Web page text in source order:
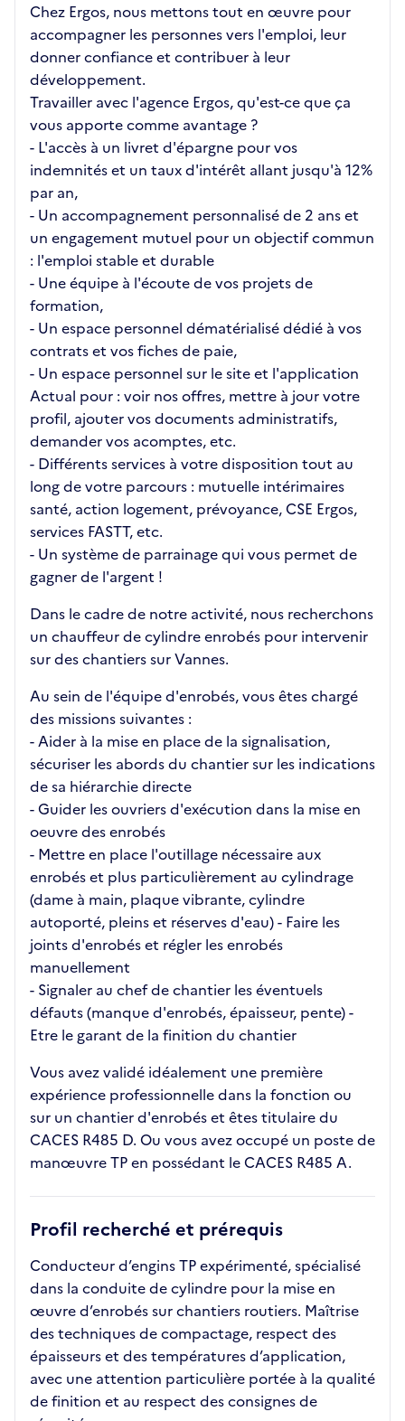
Chez Ergos, nous mettons tout en œuvre pour
accompagner les personnes vers l'emploi, leur
donner confiance et contribuer à leur
développement.
Travailler avec l'agence Ergos, qu'est-ce que ça
vous apporte comme avantage ?
- L'accès à un livret d'épargne pour vos
indemnités et un taux d'intérêt allant jusqu'à 12%
par an,
- Un accompagnement personnalisé de 2 ans et
un engagement mutuel pour un objectif commun
: l'emploi stable et durable
- Une équipe à l'écoute de vos projets de
formation,
- Un espace personnel dématérialisé dédié à vos
contrats et vos fiches de paie,
- Un espace personnel sur le site et l'application
Actual pour : voir nos offres, mettre à jour votre
profil, ajouter vos documents administratifs,
demander vos acomptes, etc.
- Différents services à votre disposition tout au
long de votre parcours : mutuelle intérimaires
santé, action logement, prévoyance, CSE Ergos,
services FASTT, etc.
- Un système de parrainage qui vous permet de
gagner de l'argent !
Dans le cadre de notre activité, nous recherchons
un chauffeur de cylindre enrobés pour intervenir
sur des chantiers sur Vannes.
Au sein de l'équipe d'enrobés, vous êtes chargé
des missions suivantes :
- Aider à la mise en place de la signalisation,
sécuriser les abords du chantier sur les indications
de sa hiérarchie directe
- Guider les ouvriers d'exécution dans la mise en
oeuvre des enrobés
- Mettre en place l'outillage nécessaire aux
enrobés et plus particulièrement au cylindrage
(dame à main, plaque vibrante, cylindre
autoporté, pleins et réserves d'eau) - Faire les
joints d'enrobés et régler les enrobés
manuellement
- Signaler au chef de chantier les éventuels
défauts (manque d'enrobés, épaisseur, pente) -
Etre le garant de la finition du chantier
Vous avez validé idéalement une première
expérience professionnelle dans la fonction ou
sur un chantier d'enrobés et êtes titulaire du
CACES R485 D. Ou vous avez occupé un poste de
manœuvre TP en possédant le CACES R485 A.
Profil recherché et prérequis
Conducteur d’engins TP expérimenté, spécialisé
dans la conduite de cylindre pour la mise en
œuvre d’enrobés sur chantiers routiers. Maîtrise
des techniques de compactage, respect des
épaisseurs et des températures d’application,
avec une attention particulière portée à la qualité
de finition et au respect des consignes de